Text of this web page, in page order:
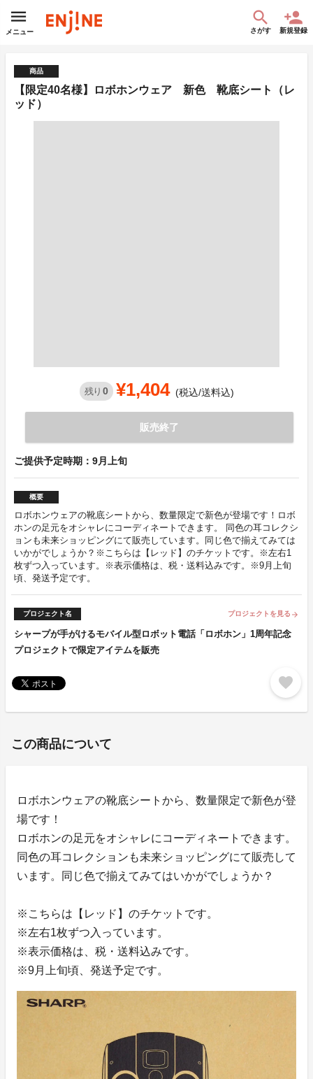
メニュー さがす 新規登録
商品
【限定40名様】ロボホンウェア 新色 靴底シート（レ
ッド）
残り 0 ¥1,404 (税込/送料込)
販売終了
ご提供予定時期：9月上旬
概要
ロボホンウェアの靴底シートから、数量限定で新色が登場です！ロボ
ホンの足元をオシャレにコーディネートできます。 同色の耳コレクシ
ョンも未来ショッピングにて販売しています。同じ色で揃えてみては
いかがでしょうか？※こちらは【レッド】のチケットです。※左右1
枚ずつ入っています。※表示価格は、税・送料込みです。※9月上旬
頃、発送予定です。
プロジェクト名 プロジェクトを見る arrow_forward
シャープが手がけるモバイル型ロボット電話「ロボホン」1周年記念
プロジェクトで限定アイテムを販売
favorite
この商品について
ロボホンウェアの靴底シートから、数量限定で新色が登
場です！
ロボホンの足元をオシャレにコーディネートできます。
同色の耳コレクションも未来ショッピングにて販売して
います。同じ色で揃えてみてはいかがでしょうか？
※こちらは【レッド】のチケットです。
※左右1枚ずつ入っています。
※表示価格は、税・送料込みです。
※9月上旬頃、発送予定です。